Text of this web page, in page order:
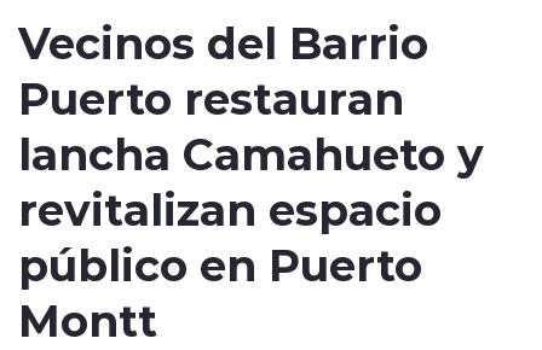
Tendencias
Internacional
Deportes
Vecinos del Barrio
Puerto restauran
lancha Camahueto y
revitalizan espacio
público en Puerto
Montt